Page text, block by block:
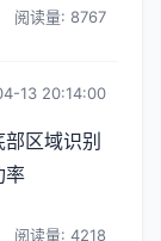
阅读量: 8767
13 20:14:00
区域识别
率
阅读量: 4218